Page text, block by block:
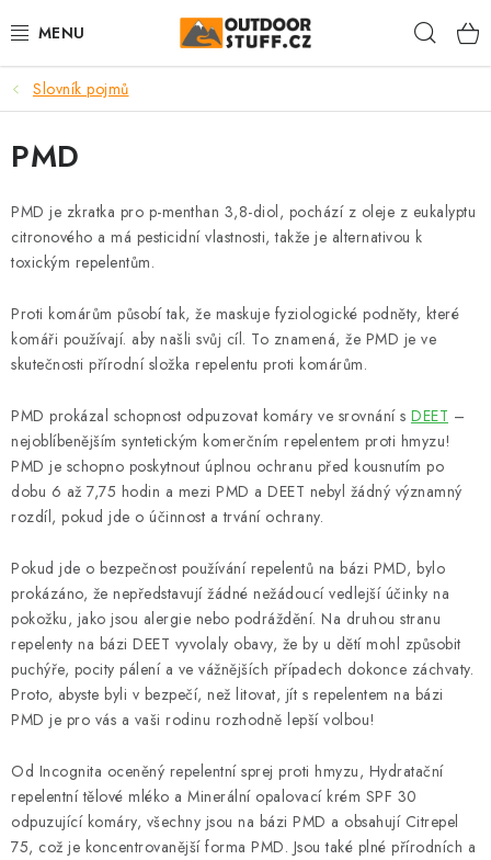
na
🏕️VÝPRODEJ
CAMPING A TURISTIKA
VAŘIČE A NÁDOBÍ
BUSHCRAFT
OBLEČENÍ
ČELOVKY A SVÍTILNY
JÍDLO NA CESTY
Outdoor blog Věrnostní program Reklamace
Kontakty
Způsob dopravy a platby
Obchodní podmínky
Podmínky ochrany osobních údajů
Slovník pojmů
PMD
PMD je zkratka pro p-menthan 3,8-diol, pochází z oleje z eukalyptu
citronového a má pesticidní vlastnosti, takže je alternativou k
toxickým repelentům.
Proti komárům působí tak, že maskuje fyziologické podněty, které
komáři používají. aby našli svůj cíl. To znamená, že PMD je ve
skutečnosti přírodní složka repelentu proti komárům.
PMD prokázal schopnost odpuzovat komáry ve srovnání s DEET –
nejoblíbenějším syntetickým komerčním repelentem proti hmyzu!
PMD je schopno poskytnout úplnou ochranu před kousnutím po
dobu 6 až 7,75 hodin a mezi PMD a DEET nebyl žádný významný
rozdíl, pokud jde o účinnost a trvání ochrany.
Pokud jde o bezpečnost používání repelentů na bázi PMD, bylo
prokázáno, že nepředstavují žádné nežádoucí vedlejší účinky na
pokožku, jako jsou alergie nebo podráždění. Na druhou stranu
repelenty na bázi DEET vyvolaly obavy, že by u dětí mohl způsobit
puchýře, pocity pálení a ve vážnějších případech dokonce záchvaty.
Proto, abyste byli v bezpečí, než litovat, jít s repelentem na bázi
PMD je pro vás a vaši rodinu rozhodně lepší volbou!
Od Incognita oceněný repelentní sprej proti hmyzu, Hydratační
repelentní tělové mléko a Minerální opalovací krém SPF 30
odpuzující komáry, všechny jsou na bázi PMD a obsahují Citrepel
75, což je koncentrovanější forma PMD. Jsou také plné přírodních a